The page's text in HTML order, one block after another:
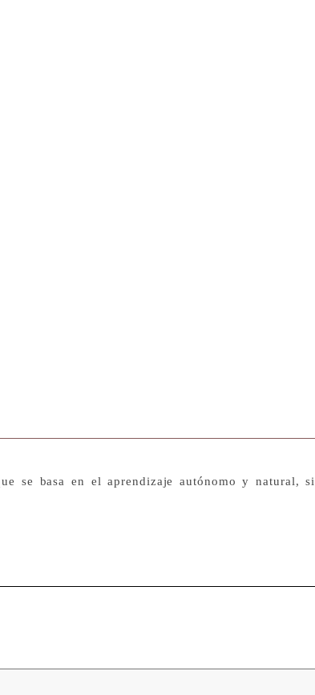
se basa en el aprendizaje autónomo y natural,
I have seen the land beyond (Cabrera).
Castellví Puig.Confianza.Óleo sobre lienzo.
el mar. Fotopolímero, aguatinta y tinta